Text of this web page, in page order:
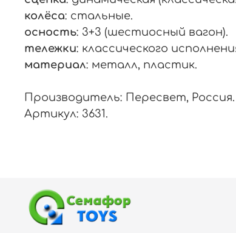
колёса: стальные.
осность: 3+3 (шестиосный вагон).
тележки: классического
материал: металл, пластик.
Производитель: Пересвет, Россия.
Артикул: 3631.